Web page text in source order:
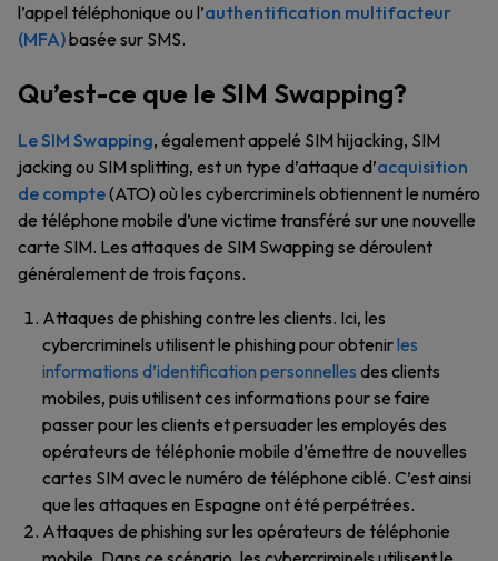
l’appel téléphonique ou l’authentification multifacteur
(MFA)basée sur SMS.
Qu’est-ce que le SIM Swapping?
Le SIM Swapping, également appelé SIM hijacking, SIM
jacking ou SIM splitting, est un type d’attaque d’acquisition
de compte(ATO) où les cybercriminels obtiennent le numéro
de téléphone mobile d’une victime transféré sur une nouvelle
carte SIM. Les attaques de SIM Swapping se déroulent
généralement de trois façons.
Attaques de phishing contre les clients. Ici, les
cybercriminels utilisent le phishing pour obtenirles
informations d’identification personnelles des clients
mobiles, puis utilisent ces informations pour se faire
passer pour les clients et persuader les employés des
opérateurs de téléphonie mobile d’émettre de nouvelles
cartes SIM avec le numéro de téléphone ciblé. C’est ainsi
que les attaques en Espagne ont été perpétrées.
Attaques de phishing sur les opérateurs de téléphonie